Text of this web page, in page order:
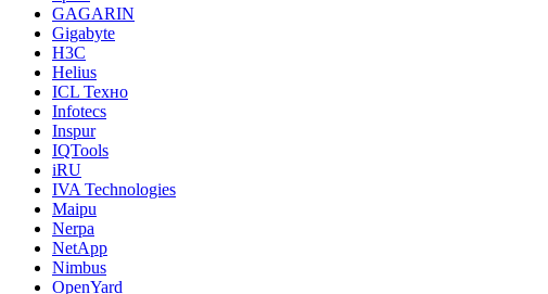
GAGARIN
Gigabyte
H3C
Helius
ICL Техно
Infotecs
Inspur
IQTools
iRU
IVA Technologies
Maipu
Nerpa
NetApp
Nimbus
OpenYard